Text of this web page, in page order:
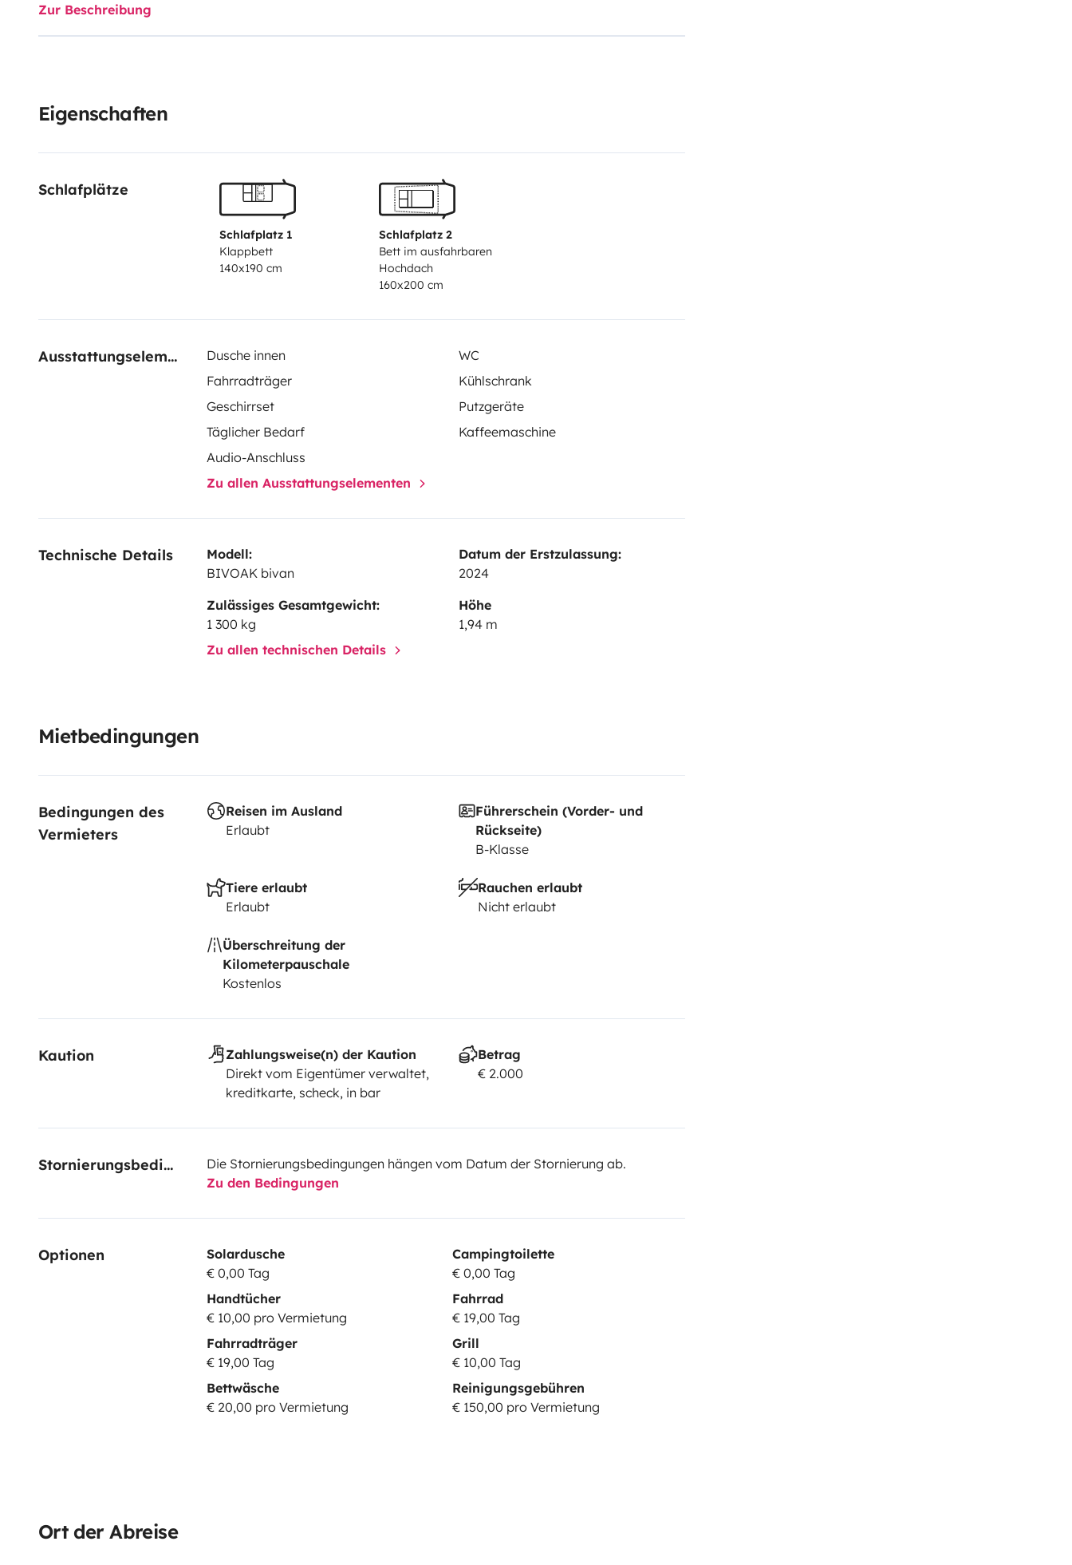
couchages (140 et 160). À la fois complète et racée son gabarit la laisse passer
partout…
Zur Beschreibung
Eigenschaften
Schlafplätze
Schlafplatz 1
Klappbett
140x190 cm
Schlafplatz 2
Bett im ausfahrbaren
Hochdach
160x200 cm
Ausstattungselemente Dusche innen
WC
Fahrradträger
Kühlschrank
Geschirrset
Putzgeräte
Täglicher Bedarf
Kaffeemaschine
Audio-Anschluss
Zu allen Ausstattungselementen
Technische Details
Modell:
BIVOAK bivan
Datum der Erstzulassung:
2024
Zulässiges Gesamtgewicht:
1 300 kg
Höhe
1,94 m
Zu allen technischen Details
Mietbedingungen
Bedingungen des
Vermieters
Reisen im Ausland
Erlaubt
Führerschein (Vorder- und
Rückseite)
B-Klasse
Tiere erlaubt
Erlaubt
Rauchen erlaubt
Nicht erlaubt
Überschreitung der
Kilometerpauschale
Kostenlos
Kaution
Zahlungsweise(n) der Kaution
Direkt vom Eigentümer verwaltet,
kreditkarte, scheck, in bar
Betrag
€ 2.000
Stornierungsbedingungen
Die Stornierungsbedingungen hängen vom Datum der Stornierung ab.
Zu den Bedingungen
Optionen
Solardusche
€ 0,00 Tag
Campingtoilette
€ 0,00 Tag
Handtücher
€ 10,00 pro Vermietung
Fahrrad
€ 19,00 Tag
Fahrradträger
€ 19,00 Tag
Grill
€ 10,00 Tag
Bettwäsche
€ 20,00 pro Vermietung
Reinigungsgebühren
€ 150,00 pro Vermietung
Ort der Abreise